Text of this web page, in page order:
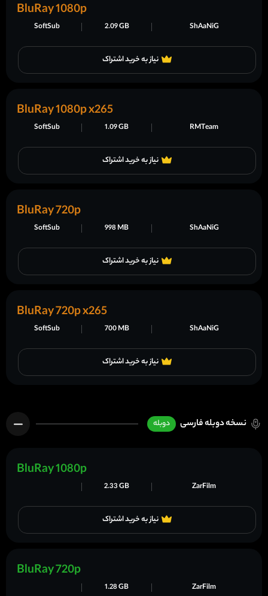
نیاز به خرید اشتراک
ShAaNiG
2.09 GB
SoftSub
BluRay 1080p
نیاز به خرید اشتراک
RMTeam
1.09 GB
SoftSub
BluRay 1080p x265
نیاز به خرید اشتراک
ShAaNiG
998 MB
SoftSub
BluRay 720p
نیاز به خرید اشتراک
ShAaNiG
700 MB
SoftSub
BluRay 720p x265
نسخه دوبله فارسی دوبله
نیاز به خرید اشتراک
ZarFilm
2.33 GB
BluRay 1080p
ZarFilm
1.28 GB
BluRay 720p